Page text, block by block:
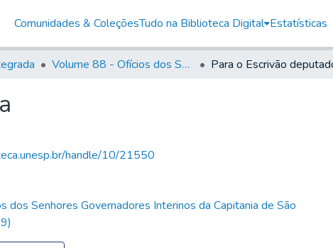
Comunidades & ColeçõesTudo na Biblioteca Digital Estatísticas
Volume 88 - Ofícios dos Senhores Governadores Interinos da Capitania de São Paulo (1817- 1819)
handle/10/21550
dos Senhores Governadores Interinos da Capitania de São